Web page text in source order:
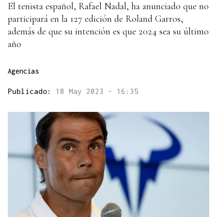
El tenista español, Rafael Nadal, ha anunciado que no
participará en la 127 edición de Roland Garros,
además de que su intención es que 2024 sea su último
año
Agencias
Publicado: 18 May 2023 - 16:35